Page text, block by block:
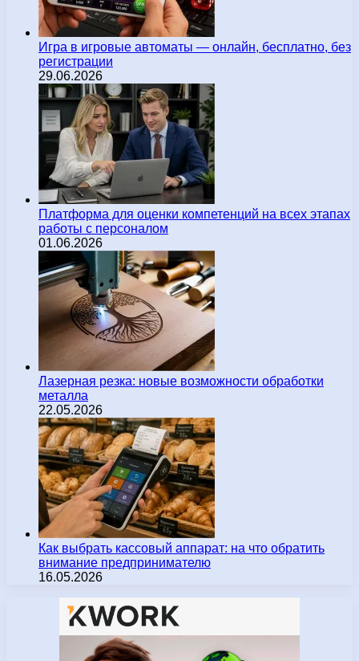
Игра в игровые автоматы — онлайн, бесплатно, без
регистрации
29.06.2026
Платформа для оценки компетенций на всех этапах
работы с персоналом
01.06.2026
Лазерная резка: новые возможности обработки
металла
22.05.2026
Как выбрать кассовый аппарат: на что обратить
внимание предпринимателю
16.05.2026